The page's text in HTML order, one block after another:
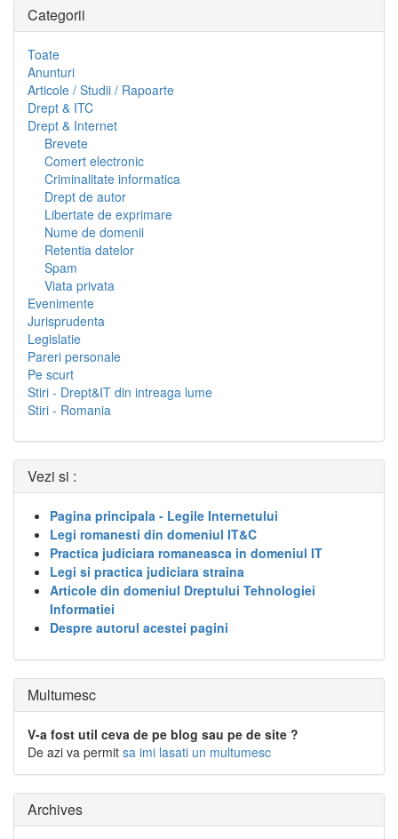
Categorii
Toate
Anunturi
Articole / Studii / Rapoarte
Drept & ITC
Drept & Internet
Brevete
Comert electronic
Criminalitate informatica
Drept de autor
Libertate de exprimare
Nume de domenii
Retentia datelor
Spam
Viata privata
Evenimente
Jurisprudenta
Legislatie
Pareri personale
Pe scurt
Stiri - Drept&IT din intreaga lume
Stiri - Romania
Vezi si :
Pagina principala - Legile Internetului
Legi romanesti din domeniul IT&C
Practica judiciara romaneasca in domeniul IT
Legi si practica judiciara straina
Articole din domeniul Dreptului Tehnologiei
Informatiei
Despre autorul acestei pagini
Multumesc
V-a fost util ceva de pe blog sau pe de site ?
De azi va permit sa imi lasati un multumesc
Archives